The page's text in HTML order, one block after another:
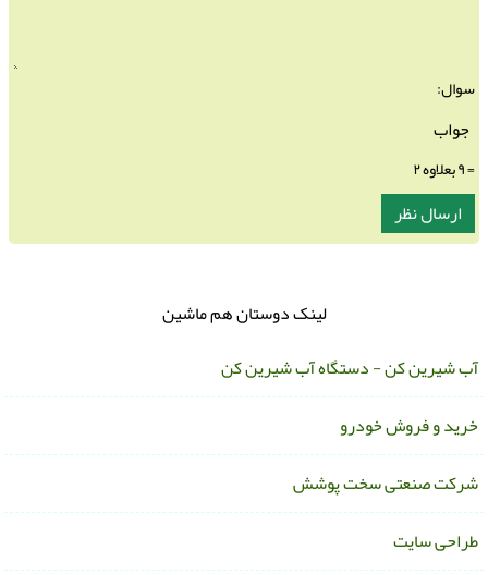
سوال:
لینک دوستان هم ماشین
شیرین کن - دستگاه آب شیرین کن
و فروش خودرو
صنعتی سخت پوشش
سایت